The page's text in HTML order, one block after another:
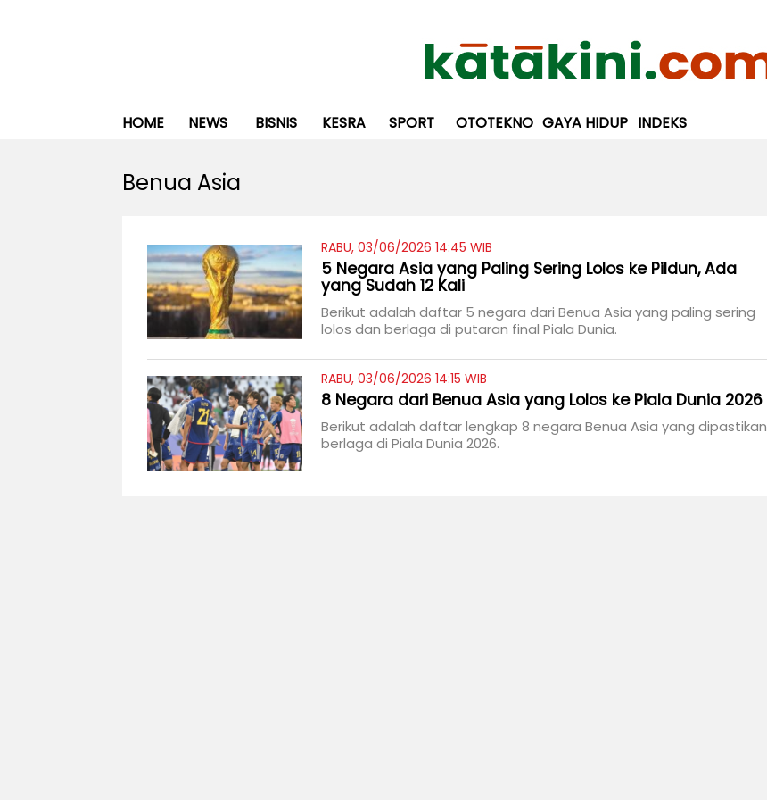
HOME NEWS BISNIS KESRA SPORT OTOTEKNO GAYA HIDUP INDEKS
Benua Asia
RABU, 03/06/2026 14:45 WIB
5 Negara Asia yang Paling Sering Lolos ke Pildun, Ada
yang Sudah 12 Kali
Berikut adalah daftar 5 negara dari Benua Asia yang paling sering
lolos dan berlaga di putaran final Piala Dunia.
RABU, 03/06/2026 14:15 WIB
8 Negara dari Benua Asia yang Lolos ke Piala Dunia 2026
Berikut adalah daftar lengkap 8 negara Benua Asia yang dipastikan
berlaga di Piala Dunia 2026.